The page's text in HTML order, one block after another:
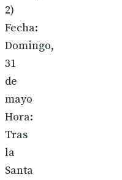
2)
Fecha:
Domingo,
31
de
mayo
Hora:
Tras
la
Santa